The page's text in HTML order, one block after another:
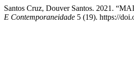
Santos Cruz, Douver Santos. 2021.
E Contemporaneidade 5 (19). https://